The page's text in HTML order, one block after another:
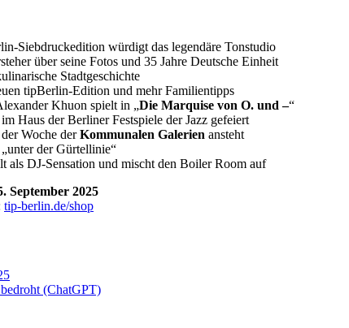
Siebdruckedition würdigt das legendäre Tonstudio
über seine Fotos und 35 Jahre Deutsche Einheit
Stadtgeschichte
tipBerlin-Edition und mehr Familientipps
Khuon spielt in „Die Marquise von O. und –“
Haus der Berliner Festspiele der Jazz gefeiert
Woche derKommunalen Galerien ansteht
der Gürtellinie“
als DJ-Sensation und mischt den Boiler Room auf
September 2025
tip-berlin.de/shop
(ChatGPT)